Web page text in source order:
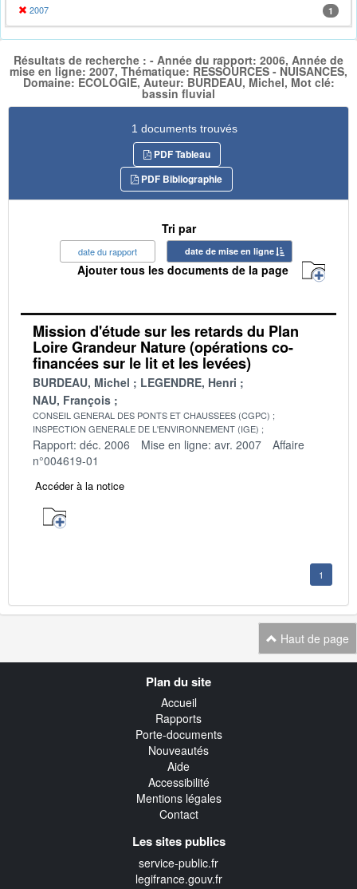
2007 1
Résultats de recherche : - Année du rapport: 2006, Année de
mise en ligne: 2007, Thématique: RESSOURCES - NUISANCES,
Domaine: ECOLOGIE, Auteur: BURDEAU, Michel, Mot clé:
bassin fluvial
1 documents trouvés
PDF Tableau
PDF Bibliographie
Tri par
date du rapport date de mise en ligne
Ajouter tous les documents de la page
Mission d'étude sur les retards du Plan
Loire Grandeur Nature (opérations co-
financées sur le lit et les levées)
BURDEAU, Michel
LEGENDRE, Henri
NAU, François
CONSEIL GENERAL DES PONTS ET CHAUSSEES (CGPC)
INSPECTION GENERALE DE L'ENVIRONNEMENT (IGE)
Rapport: déc. 2006 Mise en ligne: avr. 2007
Affaire
n°004619-01
Accéder à la notice
1
Haut de page
Plan du site
Accueil
Rapports
Porte-documents
Nouveautés
Aide
Accessibilité
Mentions légales
Contact
Les sites publics
service-public.fr
legifrance.gouv.fr